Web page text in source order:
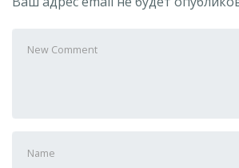
comment
and